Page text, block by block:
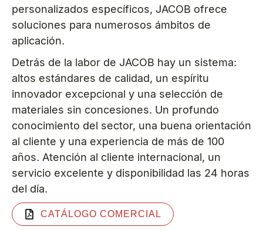
personalizados específicos, JACOB ofrece
soluciones para numerosos ámbitos de
aplicación.
Detrás de la labor de JACOB hay un sistema:
altos estándares de calidad, un espíritu
innovador excepcional y una selección de
materiales sin concesiones. Un profundo
conocimiento del sector, una buena orientación
al cliente y una experiencia de más de 100
años. Atención al cliente internacional, un
servicio excelente y disponibilidad las 24 horas
del día.
CATÁLOGO COMERCIAL